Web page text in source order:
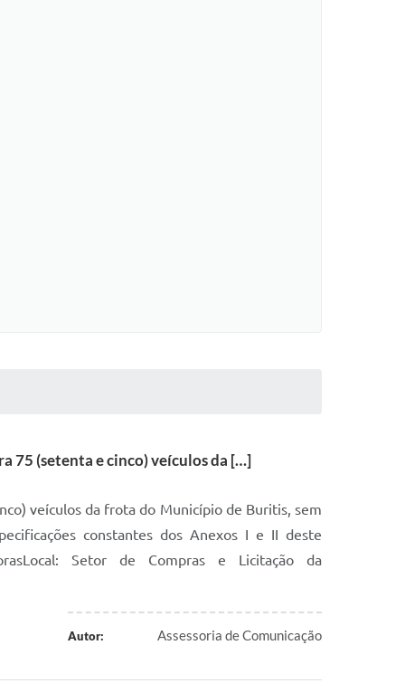
75 (setenta e cinco) veículos da […]
veículos da frota do Município de Buritis, sem
constantes dos Anexos I e II deste
Setor de Compras e Licitação da
Autor: Assessoria de Comunicação